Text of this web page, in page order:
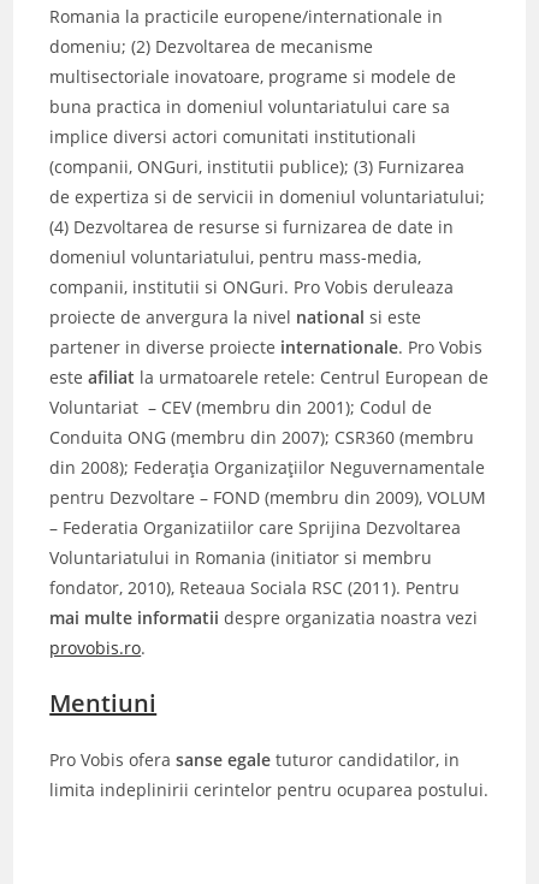
Romania la practicile europene/internationale in
domeniu; (2) Dezvoltarea de mecanisme
multisectoriale inovatoare, programe si modele de
buna practica in domeniul voluntariatului care sa
implice diversi actori comunitati institutionali
(companii, ONGuri, institutii publice); (3) Furnizarea
de expertiza si de servicii in domeniul voluntariatului;
(4) Dezvoltarea de resurse si furnizarea de date in
domeniul voluntariatului, pentru mass-media,
companii, institutii si ONGuri. Pro Vobis deruleaza
proiecte de anvergura la nivel nationalsi este
partener in diverse proiecte internationale. Pro Vobis
esteafiliat la urmatoarele retele: Centrul European de
Voluntariat – CEV (membru din 2001); Codul de
Conduita ONG (membru din 2007); CSR360 (membru
din 2008); Federaţia Organizaţiilor Neguvernamentale
pentru Dezvoltare – FOND (membru din 2009), VOLUM
– Federatia Organizatiilor care Sprijina Dezvoltarea
Voluntariatului in Romania (initiator si membru
fondator, 2010), Reteaua Sociala RSC (2011). Pentru
mai multe informatii despre organizatia noastra vezi
provobis.ro.
Mentiuni
Pro Vobis oferasanse egale tuturor candidatilor, in
limita indeplinirii cerintelor pentru ocuparea postului.